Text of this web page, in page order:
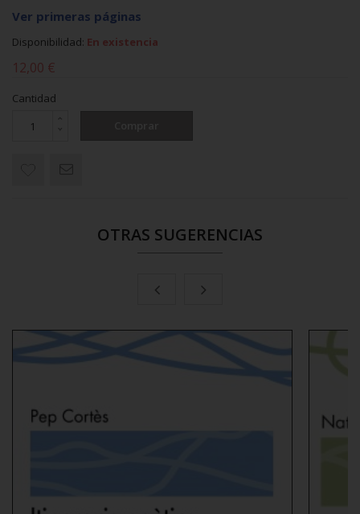
Ver primeras páginas
Disponibilidad: En existencia
12,00 €
Cantidad
OTRAS SUGERENCIAS